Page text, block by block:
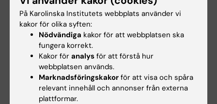
Uppdaterad av:
Johanna Bylund 2021-09-28
Relaterade artiklar
På Karolinska Institutets webbplats använder vi
kakor för olika syften:
Nödvändiga kakor för att webbplatsen ska
fungera korrekt.
Kakor för analys för att förstå hur
webbplatsen används.
Marknadsföringskakor för att visa och spåra
relevant innehåll och annonser från externa
plattformar.